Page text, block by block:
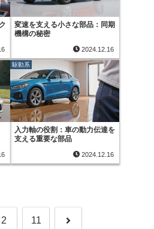
変速を支える小さな部品：同期
機構の秘密
2024.12.16
駆動系
入力軸の役割：車の動力伝達を
支える重要な部品
2024.12.16
2 11 次